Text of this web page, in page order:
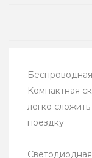
Компактная
легко
поездку